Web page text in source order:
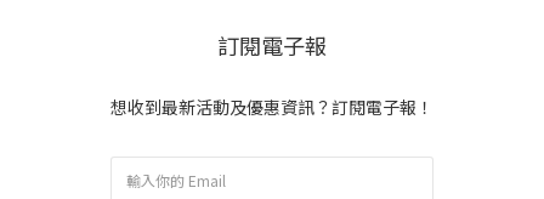
訂閱電子報
想收到最新活動及優惠資訊？訂閱電子報！